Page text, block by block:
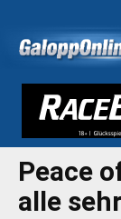
Peace
alle